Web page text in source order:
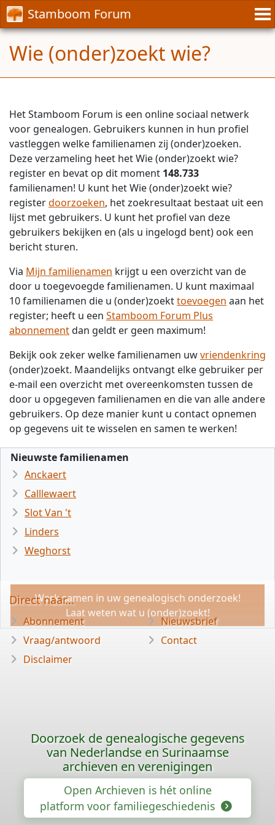
Stamboom Forum
Wie (onder)zoekt wie?
Het Stamboom Forum is een online sociaal netwerk
voor genealogen. Gebruikers kunnen in hun profiel
vastleggen welke familienamen zij (onder)zoeken.
Deze verzameling heet het Wie (onder)zoekt wie?
register en bevat op dit moment 148.733
familienamen! U kunt het Wie (onder)zoekt wie?
registerdoorzoeken, het zoekresultaat bestaat uit een
lijst met gebruikers. U kunt het profiel van deze
gebruikers bekijken en (als u ingelogd bent) ook een
bericht sturen.
Via Mijn familienamen krijgt u een overzicht van de
door u toegevoegde familienamen. U kunt maximaal
10 familienamen die u (onder)zoekttoevoegen aan het
register; heeft u een Stamboom Forum Plus
abonnementdan geldt er geen maximum!
Bekijk ook zeker welke familienamen uwvriendenkring
(onder)zoekt. Maandelijks ontvangt elke gebruiker per
e-mail een overzicht met overeenkomsten tussen de
door u opgegeven familienamen en die van alle andere
gebruikers. Op deze manier kunt u contact opnemen
op gegevens uit te wisselen en samen te werken!
Nieuwste familienamen
Anckaert
Calllewaert
Slot Van 't
Linders
Weghorst
Werk samen in uw genealogisch onderzoek!
Laat weten wat u (onder)zoekt!
Direct naar...
Abonnement
Vraag/antwoord
Disclaimer
Nieuwsbrief
Contact
Doorzoek de genealogische gegevens
van Nederlandse en Surinaamse
archieven en verenigingen
Open Archieven is hét online
platform voor familiegeschiedenis